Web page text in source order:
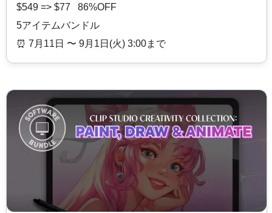
$549 => $77 86%OFF
5アイテムバンドル
⏰️ 7月11日 〜 9月1日(火) 3:00まで